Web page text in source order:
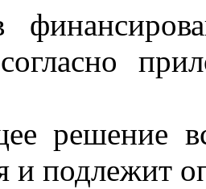
решение
и подлежит